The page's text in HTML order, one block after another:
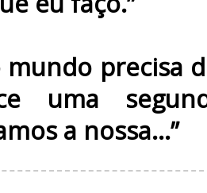
mundo precisa
uma
a nossa...”